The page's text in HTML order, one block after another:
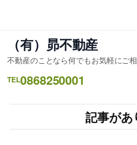
キ
ッ
（有）昴不動産
不動産のことなら何でもお気軽にご相
TEL0868250001
記事があ